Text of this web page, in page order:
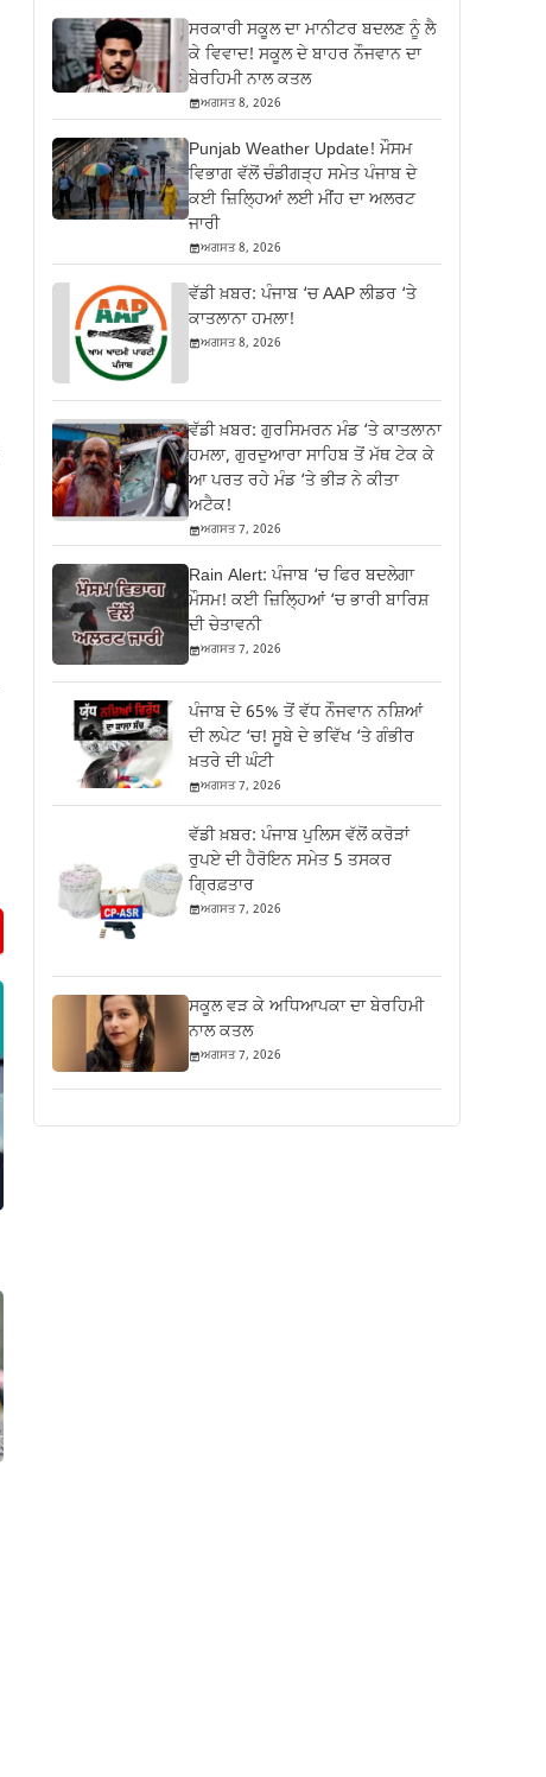
ਸਰਕਾਰੀ ਸਕੂਲ ਦਾ ਮਾਨੀਟਰ ਬਦਲਣ ਨੂੰ ਲੈ
ਕੇ ਵਿਵਾਦ! ਸਕੂਲ ਦੇ ਬਾਹਰ ਨੌਜਵਾਨ ਦਾ
ਬੇਰਹਿਮੀ ਨਾਲ ਕਤਲ
ਅਗਸਤ 8, 2026
Punjab Weather Update! ਮੌਸਮ
ਵਿਭਾਗ ਵੱਲੋਂ ਚੰਡੀਗੜ੍ਹ ਸਮੇਤ ਪੰਜਾਬ ਦੇ
ਕਈ ਜ਼ਿਲ੍ਹਿਆਂ ਲਈ ਮੀਂਹ ਦਾ ਅਲਰਟ
ਜਾਰੀ
ਅਗਸਤ 8, 2026
ਵੱਡੀ ਖ਼ਬਰ: ਪੰਜਾਬ ‘ਚ AAP ਲੀਡਰ ‘ਤੇ
ਕਾਤਲਾਨਾ ਹਮਲਾ!
ਅਗਸਤ 8, 2026
ਵੱਡੀ ਖ਼ਬਰ: ਗੁਰਸਿਮਰਨ ਮੰਡ ‘ਤੇ ਕਾਤਲਾਨਾ
ਹਮਲਾ, ਗੁਰਦੁਆਰਾ ਸਾਹਿਬ ਤੋਂ ਮੱਥ ਟੇਕ ਕੇ
ਆ ਪਰਤ ਰਹੇ ਮੰਡ ‘ਤੇ ਭੀੜ ਨੇ ਕੀਤਾ
ਅਟੈਕ!
ਅਗਸਤ 7, 2026
Rain Alert: ਪੰਜਾਬ ‘ਚ ਫਿਰ ਬਦਲੇਗਾ
ਮੌਸਮ! ਕਈ ਜ਼ਿਲ੍ਹਿਆਂ ‘ਚ ਭਾਰੀ ਬਾਰਿਸ਼
ਦੀ ਚੇਤਾਵਨੀ
ਅਗਸਤ 7, 2026
ਪੰਜਾਬ ਦੇ 65% ਤੋਂ ਵੱਧ ਨੌਜਵਾਨ ਨਸ਼ਿਆਂ
ਦੀ ਲਪੇਟ ‘ਚ! ਸੂਬੇ ਦੇ ਭਵਿੱਖ ‘ਤੇ ਗੰਭੀਰ
ਖ਼ਤਰੇ ਦੀ ਘੰਟੀ
ਅਗਸਤ 7, 2026
ਵੱਡੀ ਖ਼ਬਰ: ਪੰਜਾਬ ਪੁਲਿਸ ਵੱਲੋਂ ਕਰੋੜਾਂ
ਰੁਪਏ ਦੀ ਹੈਰੋਇਨ ਸਮੇਤ 5 ਤਸਕਰ
ਗ੍ਰਿਫ਼ਤਾਰ
ਅਗਸਤ 7, 2026
ਸਕੂਲ ਵੜ ਕੇ ਅਧਿਆਪਕਾ ਦਾ ਬੇਰਹਿਮੀ
ਨਾਲ ਕਤਲ
ਅਗਸਤ 7, 2026